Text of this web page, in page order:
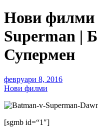
Нови филми
Superman |
Супермен
февруари 8, 2016
Нови филми
[sgmb id=“1″]